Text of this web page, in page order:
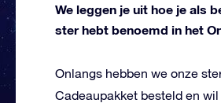
We leggen je uit hoe je als
ster hebt benoemd in het
Onlangs hebben we onze
Cadeaupakket besteld en